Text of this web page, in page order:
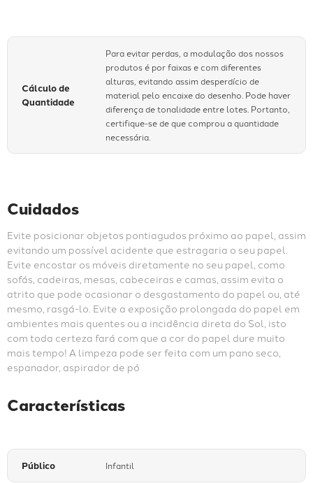
Cálculo de
Quantidade
Para evitar perdas, a modulação dos nossos
produtos é por faixas e com diferentes
alturas, evitando assim desperdício de
material pelo encaixe do desenho. Pode haver
diferença de tonalidade entre lotes. Portanto,
certifique-se de que comprou a quantidade
necessária.
Cuidados
Evite posicionar objetos pontiagudos próximo ao papel, assim
evitando um possível acidente que estragaria o seu papel.
Evite encostar os móveis diretamente no seu papel, como
sofás, cadeiras, mesas, cabeceiras e camas, assim evita o
atrito que pode ocasionar o desgastamento do papel ou, até
mesmo, rasgá-lo. Evite a exposição prolongada do papel em
ambientes mais quentes ou a incidência direta do Sol, isto
com toda certeza fará com que a cor do papel dure muito
mais tempo! A limpeza pode ser feita com um pano seco,
espanador, aspirador de pó
Características
Público Infantil